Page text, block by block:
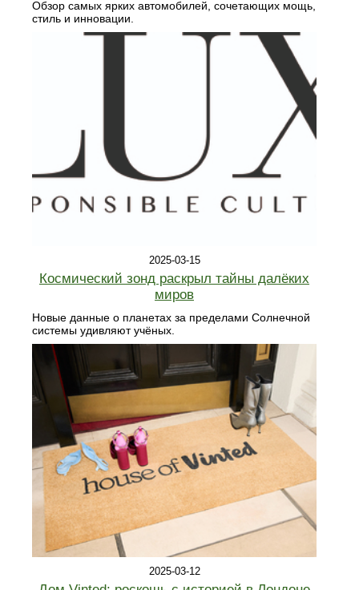
Обзор самых ярких автомобилей, сочетающих мощь,
стиль и инновации.
2025-03-15
Космический зонд раскрыл тайны далёких
миров
Новые данные о планетах за пределами Солнечной
системы удивляют учёных.
2025-03-12